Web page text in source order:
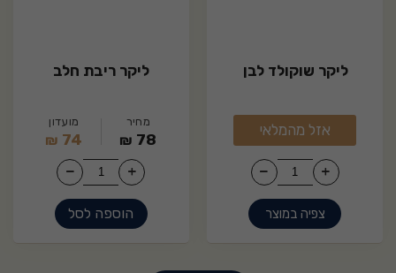
ליקר שוקולד לבן
מחיר
מועדון
74
אזל מהמלאי
צפיה במוצר
ליקר ריבת חלב
מחיר
78
₪
מועדון
74
₪
הוספה לסל